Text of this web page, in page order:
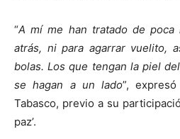
“A mí me han tratado de poca
atrás, ni para agarrar vuelito,
bolas. Los que tengan la piel
se hagan a un lado”,
Tabasco, previo a su
paz’.